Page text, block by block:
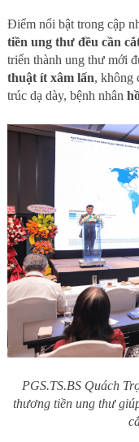
Điểm nổi bật trong cập
tiền ung thư đều cần
triển thành ung thư mới
thuật ít xâm lấn, không
trúc dạ dày, bệnh nhân
PGS.TS.BS Quách
thương tiền ung thư